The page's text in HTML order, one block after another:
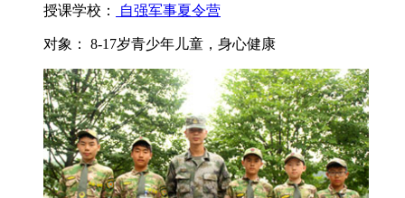
授课学校： 自强军事夏令营
对象： 8-17岁青少年儿童，身心健康